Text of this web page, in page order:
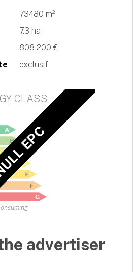
73480 m²
7.3 ha
808 200 €
exclusif
CLASS
EPC
advertiser